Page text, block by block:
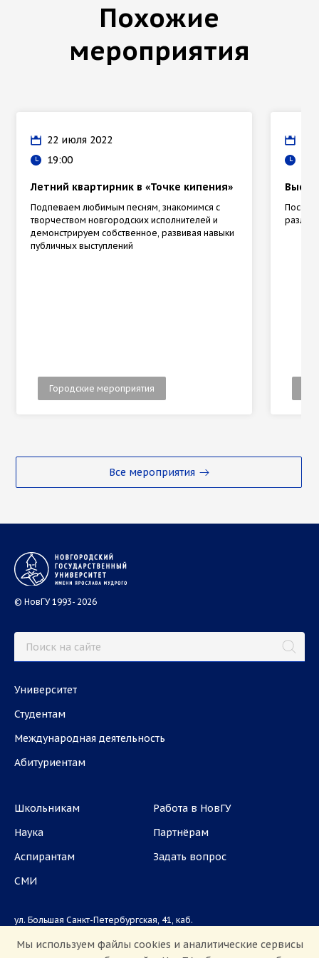
Похожие
мероприятия
Все мероприятия
22 июля 2022
19:00
Летний квартирник в «Точке кипения»
Подпеваем любимым песням, знакомимся с
творчеством новгородских исполнителей и
демонстрируем собственное, развивая навыки
публичных выступлений
Городские мероприятия
© НовГУ 1993- 2026
Университет
Студентам
Международная деятельность
Абитуриентам
Школьникам
Наука
Аспирантам
СМИ
Работа в НовГУ
Партнёрам
Задать вопрос
ул. Большая Санкт-Петербургская, 41, каб.
Мы используем файлы cookies и аналитические сервисы